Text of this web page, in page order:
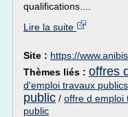
qualifications....
Lire la suite
Site : https://
Thèmes liés : offres
d'emploi travaux publics
public / offre d emploi
public